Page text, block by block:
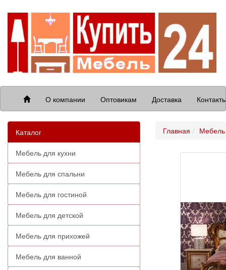
О компании Оптовикам Доставка
Каталог
Мебель для кухни
Мебель для спальни
Мебель для гостиной
Мебель для детской
Мебель для прихожей
Мебель для ванной
Главная